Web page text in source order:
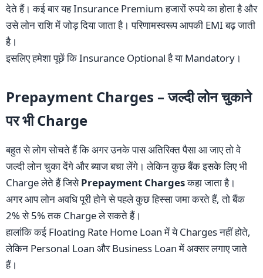
देते हैं। कई बार यह Insurance Premium हजारों रुपये का होता है और
उसे लोन राशि में जोड़ दिया जाता है। परिणामस्वरूप आपकी EMI बढ़ जाती
है।
इसलिए हमेशा पूछें कि Insurance Optional है या Mandatory।
Prepayment Charges – जल्दी लोन चुकाने
पर भी Charge
बहुत से लोग सोचते हैं कि अगर उनके पास अतिरिक्त पैसा आ जाए तो वे
जल्दी लोन चुका देंगे और ब्याज बचा लेंगे। लेकिन कुछ बैंक इसके लिए भी
Charge लेते हैं जिसेPrepayment Chargesकहा जाता है।
अगर आप लोन अवधि पूरी होने से पहले कुछ हिस्सा जमा करते हैं, तो बैंक
2% से 5% तक Charge ले सकते हैं।
हालांकि कई Floating Rate Home Loan में ये Charges नहीं होते,
लेकिन Personal Loan और Business Loan में अक्सर लगाए जाते
हैं।